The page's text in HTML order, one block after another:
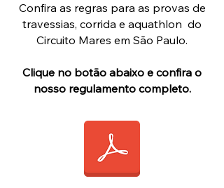
Confira as regras para as provas de
travessias, corrida e aquathlon do
Circuito Mares em São Paulo.
Clique no botão abaixo e confira o
nosso regulamento completo.